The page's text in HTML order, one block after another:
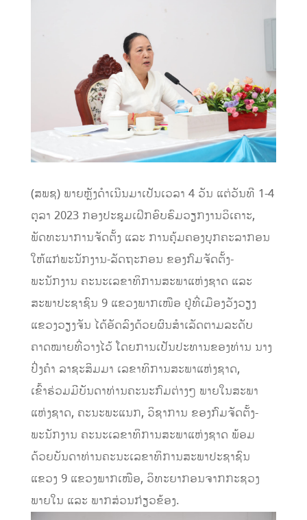
(ສພຊ) ພາຍຫຼັງດຳເນີນມາເປັນເວລາ 4 ວັນ ແຕ່ວັນທີ 1-4
ຕຸລາ 2023 ກອງປະຊຸມເຝິກອົບຮົມວຽກງານວິເຄາະ,
ພັດທະນາການຈັດຕັ້ງ ແລະ ການຄຸ້ມຄອງບຸກຄະລາກອນ
ໃຫ້ແກ່ພະນັກງານ-ລັດຖະກອນ ຂອງກົມຈັດຕັ້ງ-
ພະນັກງານ ຄະນະເລຂາທິການສະພາແຫ່ງຊາດ ແລະ
ສະພາປະຊາຊົນ 9 ແຂວງພາກເໜືອ ຢູ່ທີ່ເມືອງວັງວຽງ
ແຂວງວຽງຈັນ ໄດ້ອັດລົງດ້ວຍຜົນສຳເລັດຕາມລະດັບ
ຄາດໝາຍທີ່ວາງໄວ້ ໂດຍການເປັນປະທານຂອງທ່ານ ນາງ
ປິ່ງຄຳ ລາຊະສິມມາ ເລຂາທິການສະພາແຫ່ງຊາດ,
ເຂົ້າຮ່ວມມີບັນດາທ່ານຄະນະກົມຕ່າງໆ ພາຍໃນສະພາ
ແຫ່ງຊາດ, ຄະນະພະແນກ, ວິຊາການ ຂອງກົມຈັດຕັ້ງ-
ພະນັກງານ ຄະນະເລຂາທິການສະພາແຫ່ງຊາດ ພ້ອມ
ດ້ວຍບັນດາທ່ານຄະນະເລຂາທິການສະພາປະຊາຊົນ
ແຂວງ 9 ແຂວງພາກເໜືອ, ວິທະຍາກອນຈາກກະຊວງ
ພາຍໃນ ແລະ ພາກສ່ວນກ່ຽວຂ້ອງ.